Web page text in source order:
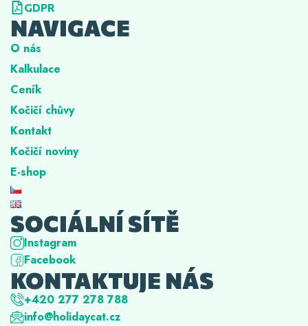
GDPR
NAVIGACE
O nás
Kalkulace
Ceník
Kočičí chůvy
Kontakt
Kočičí noviny
E-shop
SOCIÁLNÍ SÍTĚ
Instagram
Facebook
KONTAKTUJE NÁS
+420 277 278 788
info@holidaycat.cz